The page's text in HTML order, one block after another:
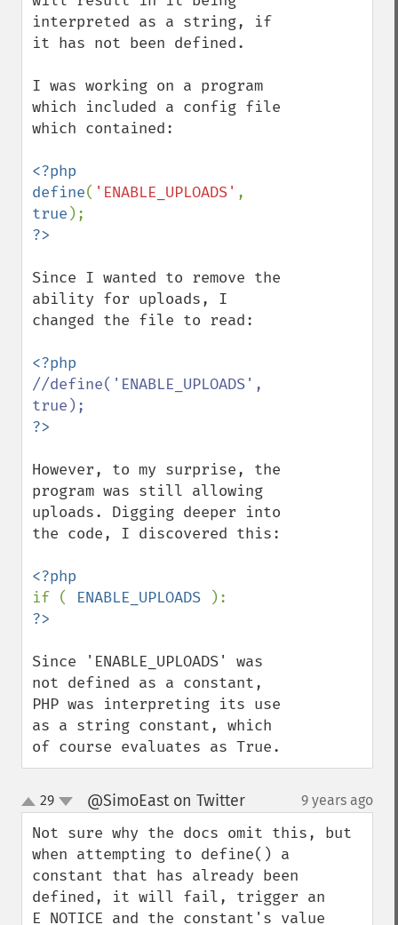
interpreted as a string, if
it has not been defined.
I was working on a program
which included a config file
which contained:
<?php
define( 'ENABLE_UPLOADS'
true
Since I wanted to remove the
ability for uploads, I
changed the file to read:
//define('ENABLE_UPLOADS',
However, to my surprise, the
program was still allowing
uploads. Digging deeper into
the code, I discovered this:
if ( ENABLE_UPLOADS
Since 'ENABLE_UPLOADS' was
not defined as a constant,
PHP was interpreting its use
as a string constant, which
of course evaluates as True.
up
down
29 @SimoEast on Twitter¶ 9 years ago
Not sure why the docs omit this, but
when attempting to define() a
constant that has already been
defined, it will fail, trigger an
E_NOTICE and the constant's value